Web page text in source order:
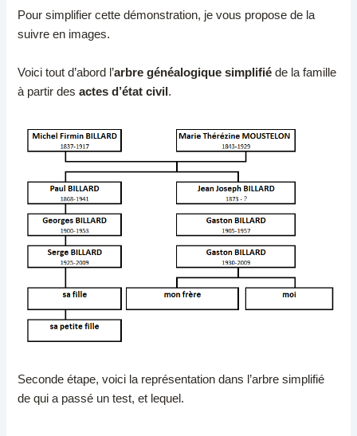
Pour simplifier cette démonstration, je vous propose de la
suivre en images.
Voici tout d’abord l’arbre généalogique simplifié de la famille
à partir desactes d’état civil.
Seconde étape, voici la représentation dans l’arbre simplifié
de qui a passé un test, et lequel.